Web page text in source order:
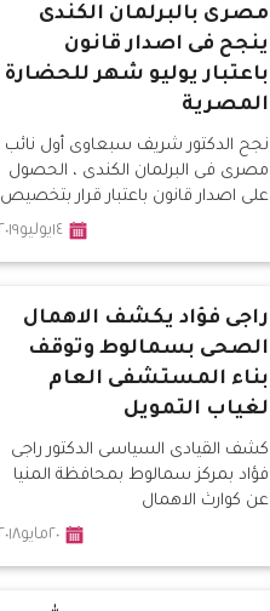
مصرى بالبرلمان الكندى
ينجح فى اصدار قانون
باعتبار يوليو شهر للحضارة
المصرية
نجح الدكتور شريف سبعاوى أول نائب
مصرى فى البرلمان الكندى ، الحصول
على اصدار قانون باعتبار قرار بتخصيص
يوليو من كل عام شهرًا للتراث١٤يوليو٢٠١٩
راجى فؤاد يكشف الاهمال
الصحى بسمالوط وتوقف
بناء المستشفى العام
لغياب التمويل
كشف القيادى السياسى الدكتور راجى
فؤاد بمركز سمالوط بمحافظة المنيا
عن كوارث الاهمال
٢٠مايو٢٠١٨